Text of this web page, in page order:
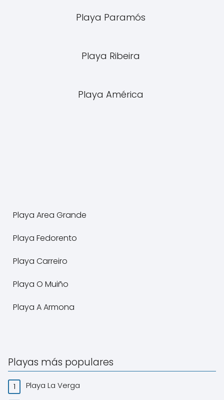
Playa Paramós
Playa Ribeira
Playa América
Playa Area Grande
Playa Fedorento
Playa Carreiro
Playa O Muiño
Playa A Armona
Playas más populares
Playa La Verga